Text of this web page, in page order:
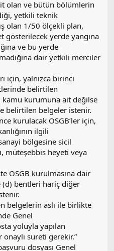
olan ve bütün bölümlerin
yetkili teknik
olan 1/50 ölçekli plan,
gösterilecek yerde yangına
ve bu yerde
dair yetkili merciler
için, yalnızca birinci
belirtilen
kamu kurumuna ait değilse
belirtilen belgeler istenir.
kurulacak OSGB’ler için,
ilgili
bölgesine sicil
müteşebbis heyeti veya
OSGB kurulmasına dair
(d) bentleri hariç diğer
belgelerin aslı ile birlikte
Genel
yoluyla yapılan
sureti gerekir.”
dosyası Genel